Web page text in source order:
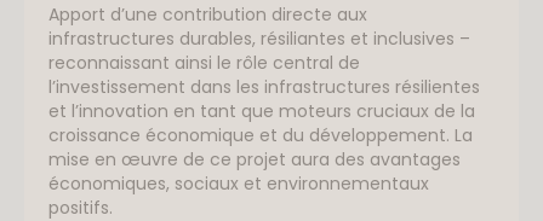
Apport d’une contribution directe aux
infrastructures durables, résiliantes et inclusives –
reconnaissant ainsi le rôle central de
l’investissement dans les infrastructures résilientes
et l’innovation en tant que moteurs cruciaux de la
croissance économique et du développement. La
mise en œuvre de ce projet aura des avantages
économiques, sociaux et environnementaux
positifs.